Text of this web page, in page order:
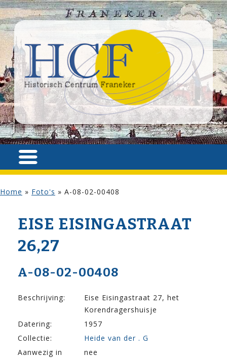
Home » Foto's » A-08-02-00408
EISE EISINGA­STRAAT
26,27
A-08-02-00408
Beschrijving:
Eise Eisingastraat 27, het
Korendragershuisje
Datering:
1957
Collectie:
Heide van der . G
Aanwezig in
nee